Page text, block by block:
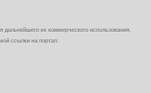
их коммерческого использования,
ссылки на портал.